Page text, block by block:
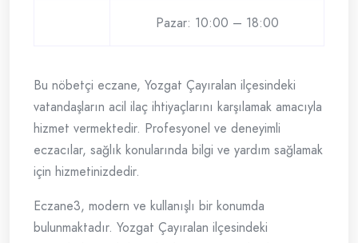
Pazar: 10:00 – 18:00
Bu nöbetçi eczane, Yozgat Çayıralan ilçesindeki
vatandaşların acil ilaç ihtiyaçlarını karşılamak amacıyla
hizmet vermektedir. Profesyonel ve deneyimli
eczacılar, sağlık konularında bilgi ve yardım sağlamak
için hizmetinizdedir.
Eczane3, modern ve kullanışlı bir konumda
bulunmaktadır. Yozgat Çayıralan ilçesindeki